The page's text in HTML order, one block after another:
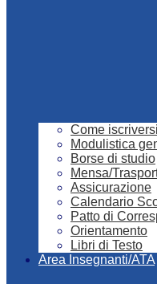
Come iscriversi
Modulistica
Borse di studio
Mensa/
Assicurazione
Calendario
Patto di
Orientamento
Libri di Testo
Area Insegnanti/ATA